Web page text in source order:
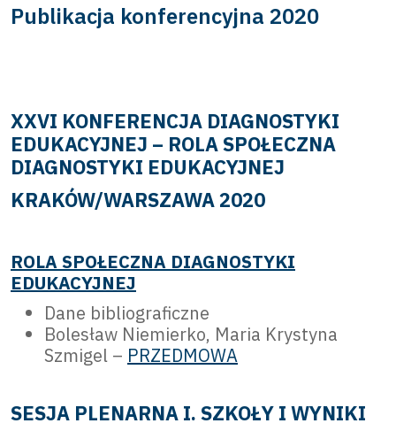
Publikacja konferencyjna 2020
XXVI KONFERENCJA DIAGNOSTYKI
EDUKACYJNEJ – ROLA SPOŁECZNA
DIAGNOSTYKI EDUKACYJNEJ
KRAKÓW/WARSZAWA 2020
ROLA SPOŁECZNA DIAGNOSTYKI
EDUKACYJNEJ
Dane bibliograficzne
Bolesław Niemierko, Maria Krystyna
Szmigel – PRZEDMOWA
SESJA PLENARNA I. SZKOŁY I WYNIKI